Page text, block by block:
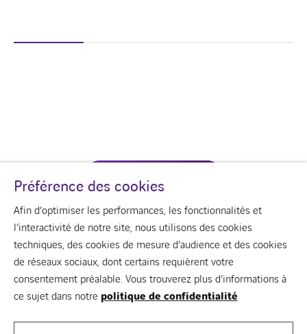
À propos de nous
Votre bâtiment
Notre vision du bâtiment
youtubelinkedin
Préférence des cookies
Afin d’optimiser les performances, les fonctionnalités et
l’interactivité de notre site, nous utilisons des cookies
techniques, des cookies de mesure d’audience et des cookies
de réseaux sociaux, dont certains requièrent votre
consentement préalable. Vous trouverez plus d’informations à
ce sujet dans notre politique de confidentialité